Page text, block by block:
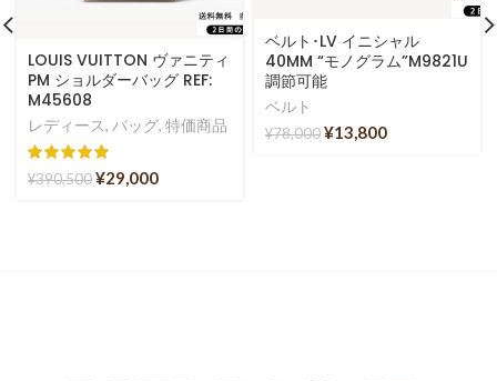
LOUIS VUITTON ヴァニティ
PM ショルダーバッグ REF:
M45608
レディース, バッグ, 特価商品
¥390,500¥29,000
ベルト･LV イニシャル
40MM “モノグラム”M9821U
調節可能
ベルト
¥78,000¥13,800